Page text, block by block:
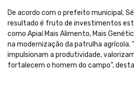
De acordo com o prefeito municipal,
resultado é fruto de investimentos
como Apiaí Mais Alimento, Mais
na modernização da patrulha agrícola.
impulsionam a produtividade,
fortalecem o homem do campo”,